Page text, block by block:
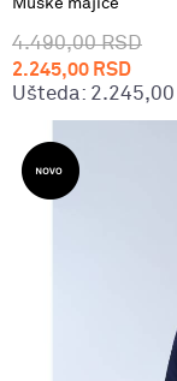
Muske majice
4.490,00 RSD
2.245,00 RSD
Ušteda: 2.245,00